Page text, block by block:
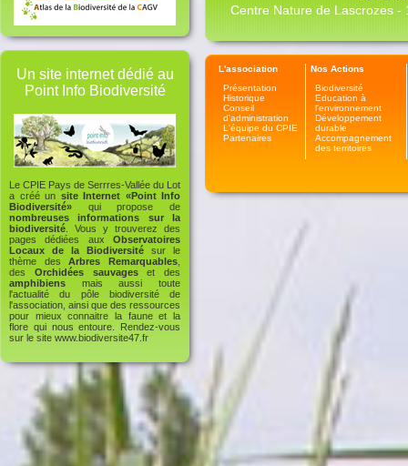
Un site internet dédié au
Point Info Biodiversité
Le CPIE Pays de Serrres-Vallée du Lot
a créé un site Internet «Point Info
Biodiversité» qui propose de
nombreuses informations sur la
biodiversité . Vous y trouverez des
pages dédiées aux Observatoires
Locaux de la Biodiversité sur le
thème desArbres Remarquables
des Orchidées sauvageset des
amphibiens mais aussi toute
l'actualité du pôle biodiversité de
l'association, ainsi que des ressources
pour mieux connaitre la faune et la
flore qui nous entoure. Rendez-vous
sur le site www.biodiversite47.fr
Centre Nature de Lascrozes -
L'association
Présentation
Historique
Conseil
d'administration
L'équipe du CPIE
Partenaires
Nos Actions
Biodiversité
Education à
l'environnement
Développement
durable
Accompagnement
des territoires